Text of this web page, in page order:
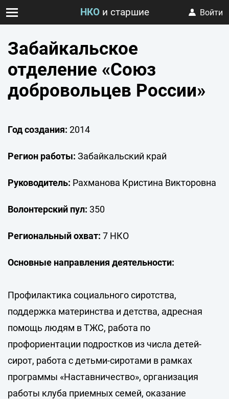
НКОи старшие Войти
Забайкальское
отделение «Союз
добровольцев России»
Год создания: 2014
Регион работы: Забайкальский край
Руководитель: Рахманова Кристина Викторовна
Волонтерский пул: 350
Региональный охват: 7 НКО
Основные направления деятельности:
Профилактика социального сиротства,
поддержка материнства и детства, адресная
помощь людям в ТЖС, работа по
профориентации подростков из числа детей-
сирот, работа с детьми-сиротами в рамках
программы «Наставничество», организация
работы клуба приемных семей, оказание